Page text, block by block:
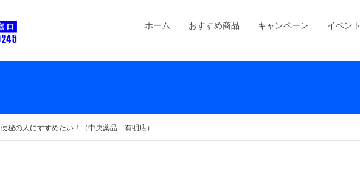
ホーム おすすめ商品 キャンペーン イベント
便秘の人にすすめたい！（中央薬品 有明店）